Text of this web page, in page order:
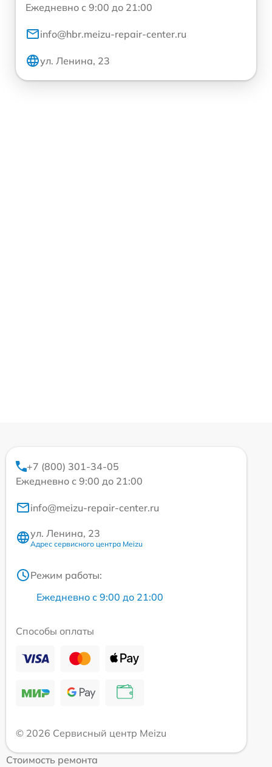
Ежедневно с 9:00 до 21:00
info@hbr.meizu-repair-center.ru
ул. Ленина, 23
+7 (800) 301-34-05
Ежедневно с 9:00 до 21:00
info@meizu-repair-center.ru
ул. Ленина, 23
Адрес сервисного центра Meizu
Режим работы:
Ежедневно с 9:00 до 21:00
Способы оплаты
© 2026 Сервисный центр Meizu
Стоимость ремонта